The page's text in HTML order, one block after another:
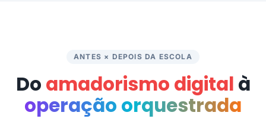
ANTES × DEPOIS DA ESCOLA
Do amadorismo digital à
operação orquestrada